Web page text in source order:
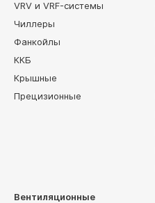
VRV и VRF-системы
Чиллеры
Фанкойлы
ККБ
Крышные
Прецизионные
Вентиляционные